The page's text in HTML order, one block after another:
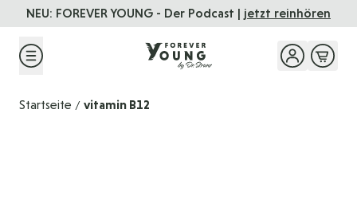
Direkt zum Inhalt
NEU: FOREVER YOUNG - Der Podcast | jetzt reinhören
Startseite / vitamin B12